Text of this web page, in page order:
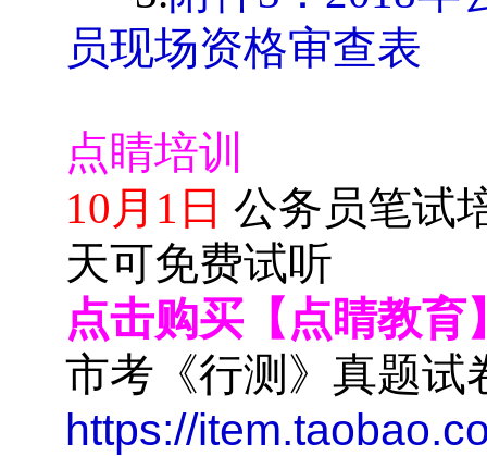
员现场资格审查表
点睛培训
10月1日 公务员笔试
天可免费试听
点击购买【点睛教育
市考《行测》真题试
https://